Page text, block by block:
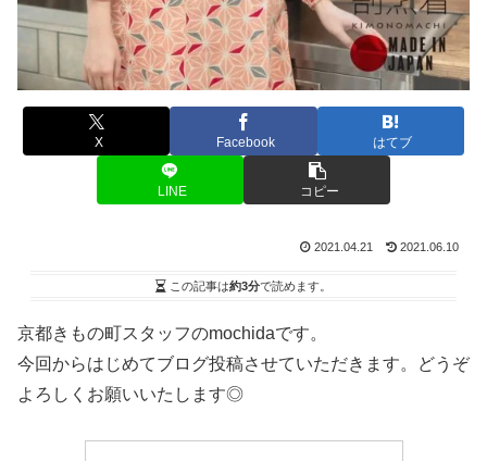
X Facebook はてブ
LINE コピー
2021.04.21 2021.06.10
この記事は約3分で読めます。
京都きもの町スタッフのmochidaです。
今回からはじめてブログ投稿させていただきます。どうぞ
よろしくお願いいたします◎